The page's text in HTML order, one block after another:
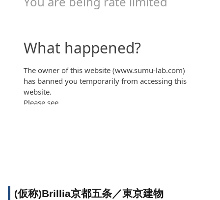
ランディム京都烏丸五条』モデルルーム見学
(仮称)Brillia京都五条／東京建物